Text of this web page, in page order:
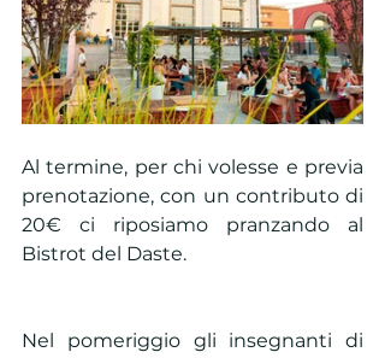
Al termine, per chi volesse e previa
prenotazione, con un contributo di
20€ ci riposiamo pranzando al
Bistrot del Daste.
Nel pomeriggio gli insegnanti di